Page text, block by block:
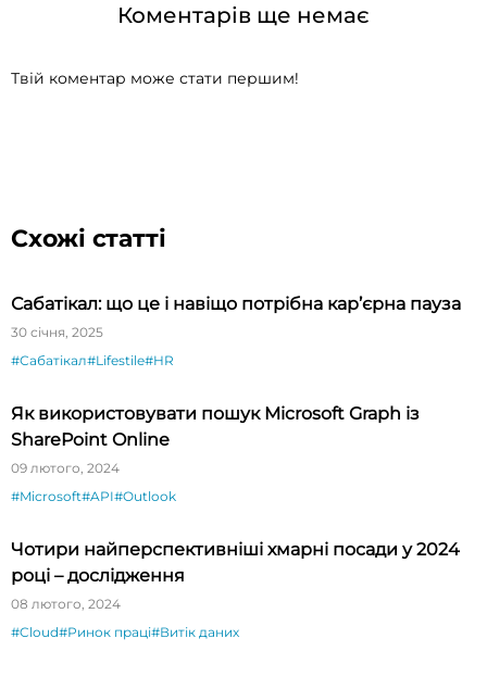
Коментарів ще немає
Твій коментар може стати першим!
Схожі статті
Сабатікал: що це і навіщо потрібна кар’єрна пауза
30 січня, 2025
#Сабатікал#Lifestile#HR
Як використовувати пошук Microsoft Graph із
SharePoint Online
09 лютого, 2024
#Microsoft#API#Outlook
Чотири найперспективніші хмарні посади у 2024
році – дослідження
08 лютого, 2024
#Cloud#Ринок праці#Витік даних